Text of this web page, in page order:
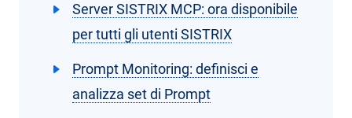
Server SISTRIX MCP: ora disponibile
per tutti gli utenti SISTRIX
Prompt Monitoring: definisci e
analizza set di Prompt